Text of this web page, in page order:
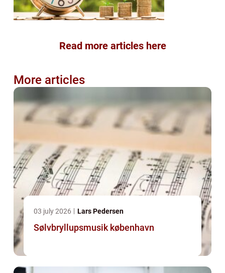
Read more articles here
More articles
03 july 2026 Lars Pedersen
Sølvbryllupsmusik københavn